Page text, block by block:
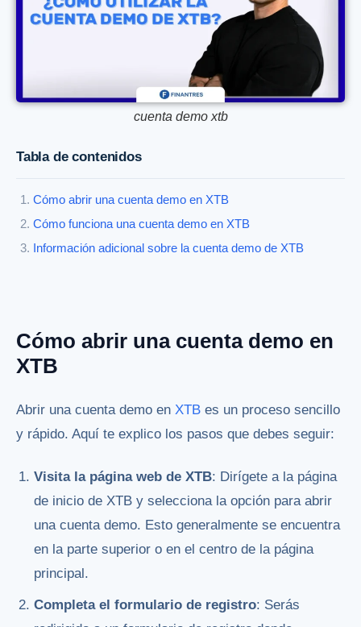
cuenta demo xtb
Tabla de contenidos
Cómo abrir una cuenta demo en XTB
Cómo funciona una cuenta demo en XTB
Información adicional sobre la cuenta demo de XTB
Cómo abrir una cuenta demo en
XTB
Abrir una cuenta demo en XTB es un proceso sencillo
y rápido. Aquí te explico los pasos que debes seguir:
Visita la página web de XTB: Dirígete a la página
de inicio de XTB y selecciona la opción para abrir
una cuenta demo. Esto generalmente se encuentra
en la parte superior o en el centro de la página
principal.
Completa el formulario de registro: Serás